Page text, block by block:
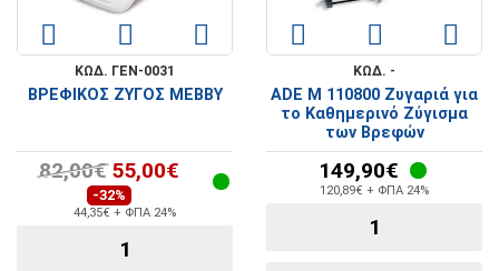
ΚΩΔ. ΓΕΝ-0031
ΒΡΕΦΙΚΟΣ ΖΥΓΟΣ MEBBY
82,00€ 55,00€
-32%
44,35€ + ΦΠΑ 24%
ΚΩΔ. -
ADE M 110800 Ζυγαριά για
το Καθημερινό Ζύγισμα
των Βρεφών
149,90€
120,89€ + ΦΠΑ 24%